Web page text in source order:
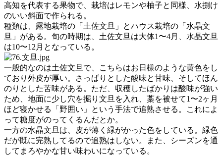
高知を代表する果物で、栽培はレモンや柚子と同様、水捌け
のいい斜面で作られる。
種類は、露地栽培の「土佐文旦」とハウス栽培の「水晶文
旦」がある。旬の時期は、土佐文旦は大体1〜4月、水晶文旦
は10〜12月となっている。
一般的なのは土佐文旦で、こちらはお日様のような黄色をし
ており外皮が厚い。さっぱりとした酸味と甘味、そしてほん
のりとした苦味がある。ただ、収穫したばかりは酸味が強い
ため、地面に少し穴を掘り文旦を入れ、藁を被せて1〜2ヶ月
ほど寝かせる「野囲い」という手法で追熟させる。これによ
って糖度がのってくるんだとか。
一方の水晶文旦は、皮が薄く緑がかった色をしている。緑色
だが既に完熟してるので追熟はしない。また、シーズンを通
してまろやかな甘い味わいになっている。